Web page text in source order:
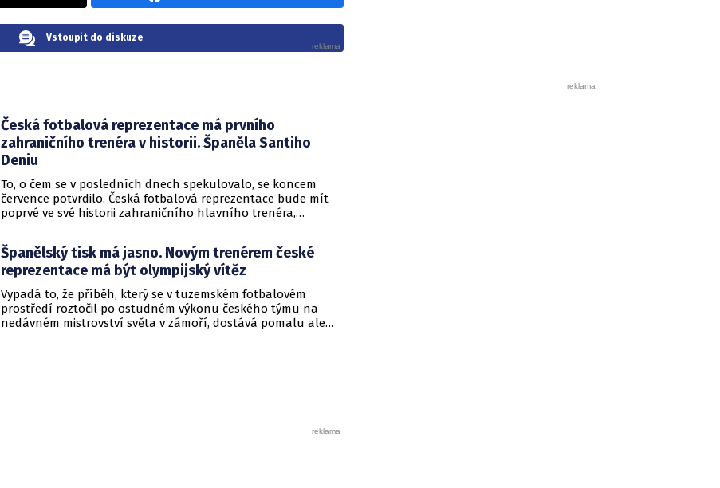
Vstoupit do diskuze
Česká fotbalová reprezentace má prvního
zahraničního trenéra v historii. Španěla Santiho
Deniu
To, o čem se v posledních dnech spekulovalo, se koncem
července potvrdilo. Česká fotbalová reprezentace bude mít
poprvé ve své historii zahraničního hlavního trenéra,
Santiho Deniu. Jdeo trenéra, který byl dosud spjat se
španělskými mládežnickými reprezentacemi, s nimiž měl
několik úspěchů, když vyhrál evropské šampionáty hráčů do
zlatá olympijská medaile z Paříže 2024, kterou vyhrál se
Španělskem. Jeho nejbližším pobočníkem v novém
realizačním týmu pak bude jeho krajan Pablo Amo.
Španělský tisk má jasno. Novým trenérem české
reprezentace má být olympijský vítěz
Vypadá to, že příběh, který se v tuzemském fotbalovém
prostředí roztočil po ostudném výkonu českého týmu na
nedávném mistrovství světa v zámoří, dostává pomalu ale